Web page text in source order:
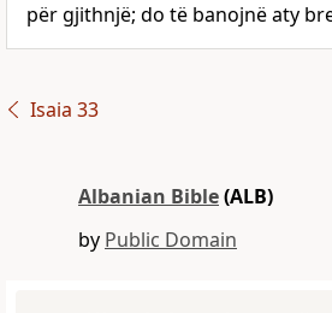
për gjithnjë; do të banojnë aty
Isaia 33
Albanian Bible(ALB)
by Public Domain